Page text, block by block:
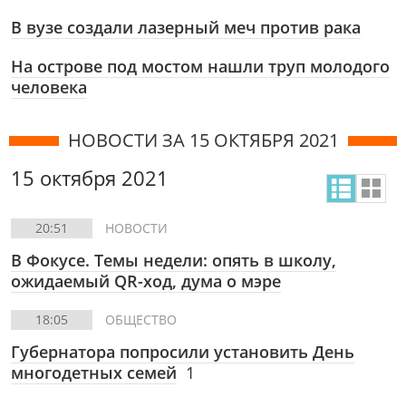
В вузе создали лазерный меч против рака
На острове под мостом нашли труп молодого
человека
НОВОСТИ ЗА 15 ОКТЯБРЯ 2021
15 октября 2021
20:51 НОВОСТИ
В Фокусе. Темы недели: опять в школу,
ожидаемый QR-ход, дума о мэре
18:05 ОБЩЕСТВО
Губернатора попросили установить День
многодетных семей 1